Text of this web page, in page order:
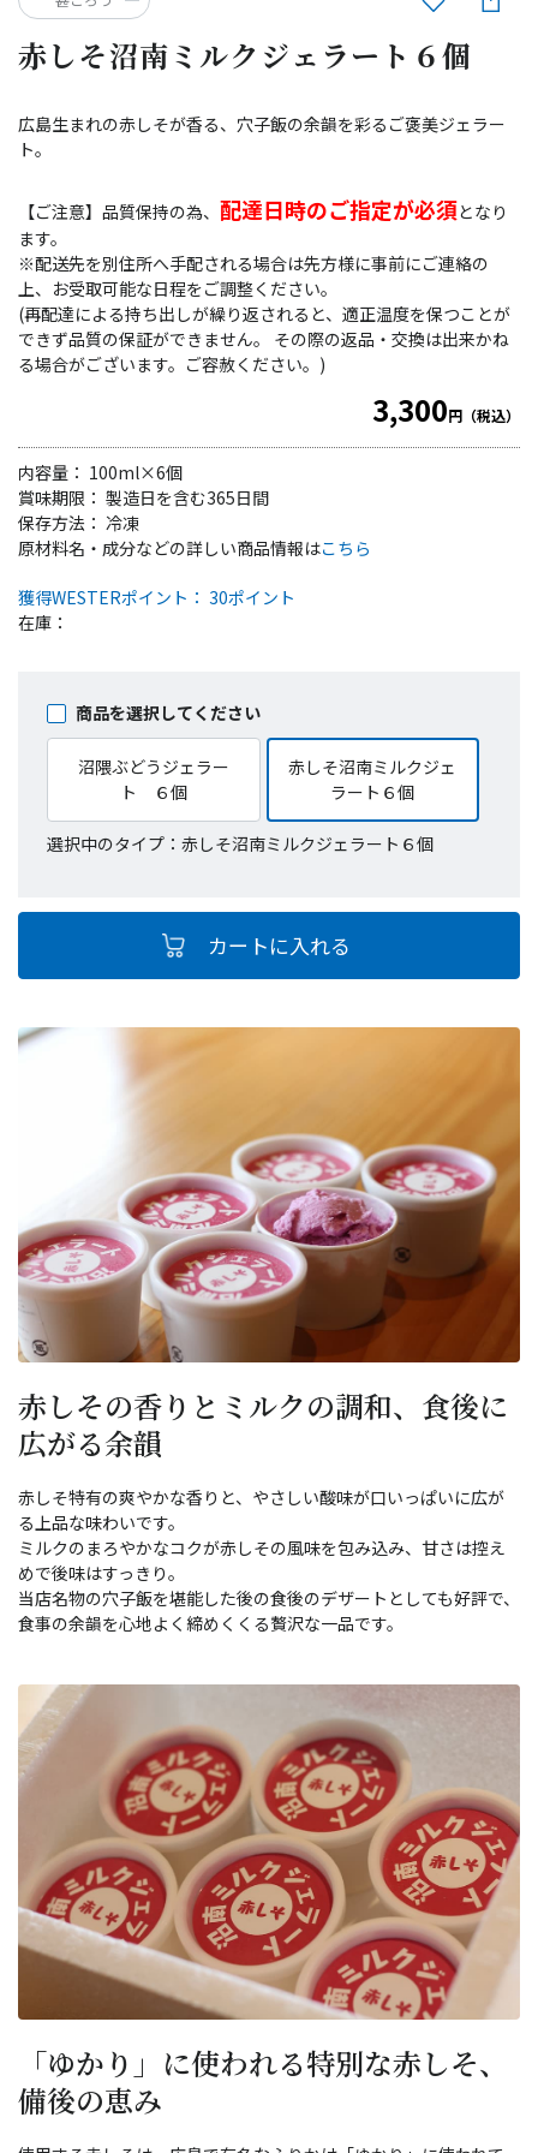
赤しそ沼南ミルクジェラート６個
広島生まれの赤しそが香る、穴子飯の余韻を彩るご褒美ジェラー
ト。
【ご注意】品質保持の為、 配達日時のご指定が必須となり
ます。
※配送先を別住所へ手配される場合は先方様に事前にご連絡の
上、お受取可能な日程をご調整ください。
(再配達による持ち出しが繰り返されると、適正温度を保つことが
できず品質の保証ができません。 その際の返品・交換は出来かね
る場合がございます。ご容赦ください。)
3,300円（税込）
内容量： 100ml×6個
賞味期限： 製造日を含む365日間
保存方法： 冷凍
獲得WESTERポイント： 30ポイント
在庫：
商品を選択してください
沼隈ぶどうジェラー
ト ６個
赤しそ沼南ミルクジェ
ラート６個
選択中のタイプ：赤しそ沼南ミルクジェラート６個
原材料名・成分などの詳しい商品情報はこちら
赤しその香りとミルクの調和、食後に
広がる余韻
赤しそ特有の爽やかな香りと、やさしい酸味が口いっぱいに広が
る上品な味わいです。
ミルクのまろやかなコクが赤しその風味を包み込み、甘さは控え
めで後味はすっきり。
当店名物の穴子飯を堪能した後の食後のデザートとしても好評で、
食事の余韻を心地よく締めくくる贅沢な一品です。
「ゆかり」に使われる特別な赤しそ、
備後の恵み